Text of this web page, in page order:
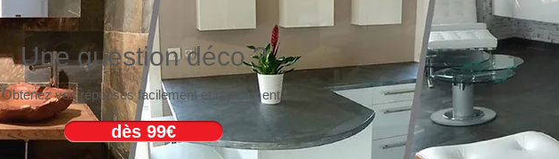
Une question déco ?
Obtenez vos réponses facilement et rapidement !
dès 99€